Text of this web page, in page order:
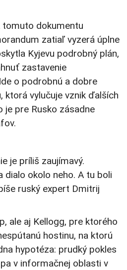
tomuto dokumentu
zatiaľ vyzerá úplne
Kyjevu podrobný plán,
zastavenie
o podrobnú a dobre
ktorá vylučuje vznik ďalších
je pre Rusko zásadne
je príliš zaujímavý.
dialo okolo neho. A tu boli
ruský expert Dmitrij
ale aj Kellogg, pre ktorého
hostinu, na ktorú
hypotéza: prudký pokles
v informačnej oblasti v